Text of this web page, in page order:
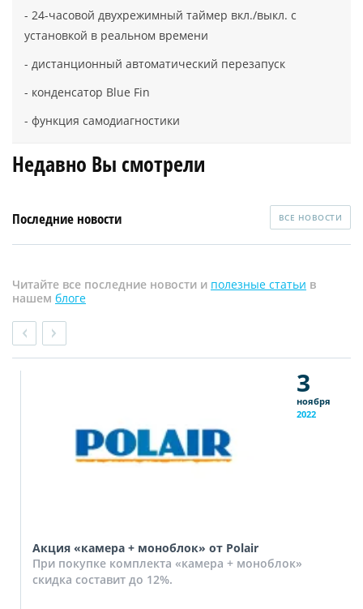
- 24-часовой двухрежимный таймер вкл./выкл. с
установкой в реальном времени
- дистанционный автоматический перезапуск
- конденсатор Blue Fin
- функция самодиагностики
Недавно Вы смотрели
Последние новости ВСЕ НОВОСТИ
Читайте все последние новости и полезные статьи в
нашем блоге
3
ноября
2022
Акция «камера + моноблок» от Polair
При покупке комплекта «камера + моноблок»
скидка составит до 12%.